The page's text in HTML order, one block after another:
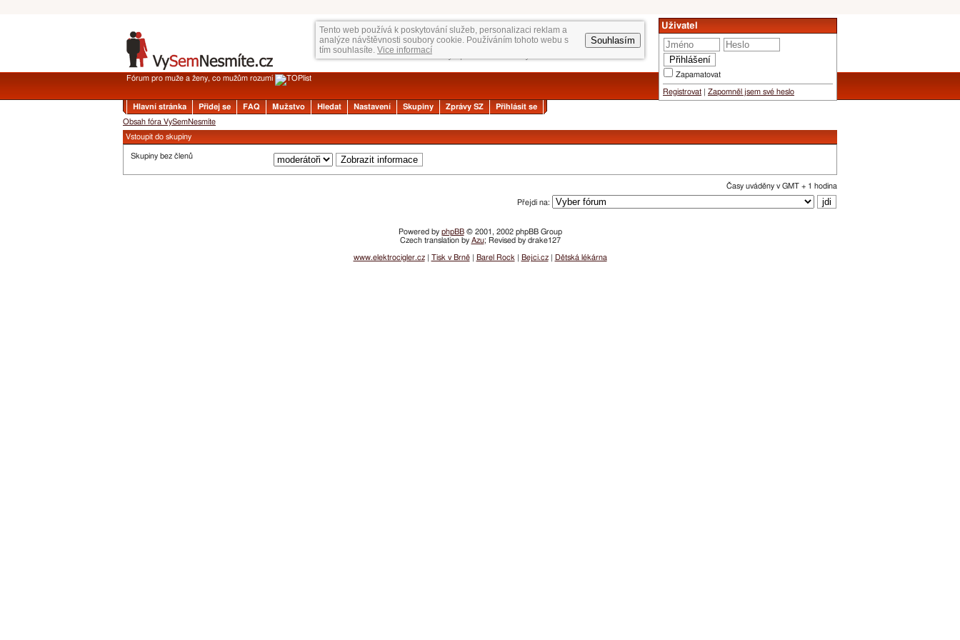
Tento web používá k poskytování služeb, personalizaci reklam a
analýze návštěvnosti soubory cookie. Používáním tohoto webu s
tím souhlasíte. Vice informací
Souhlasím
Uživatel
Zapamatovat
Registrovat Zapomněl jsem své heslo
Fórum pro muže a ženy, co mužům rozumí
Hlavní stránka Přidej se FAQ Mužstvo Hledat Nastavení Skupiny Zprávy SZ
Přihlásit se
Obsah fóra VySemNesmíte
Vstoupit do skupiny
Skupiny bez členů
Časy uváděny v GMT + 1 hodina
Přejdi na:
Powered by phpBB© 2001, 2002 phpBB Group
Czech translation by Azu; Revised by drake127
www.elektrocigler.cz| Tisk v Brně| Barel Rock Bejci.cz| Dětská lékárna